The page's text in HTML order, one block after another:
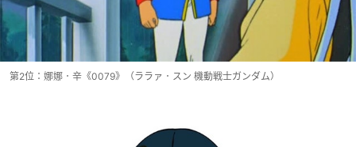
第2位：娜娜．辛《0079》（ララァ．スン 機動戦士ガンダム）